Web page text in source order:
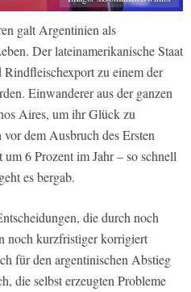
galt Argentinien als
Der lateinamerikanische Staat
zu einem der
Einwanderer aus der ganzen
Aires, um ihr Glück zu
dem Ausbruch des Ersten
6 Prozent im Jahr – so schnell
es bergab.
die durch noch
noch kurzfristiger korrigiert
für den argentinischen Abstieg
die selbst erzeugten Probleme